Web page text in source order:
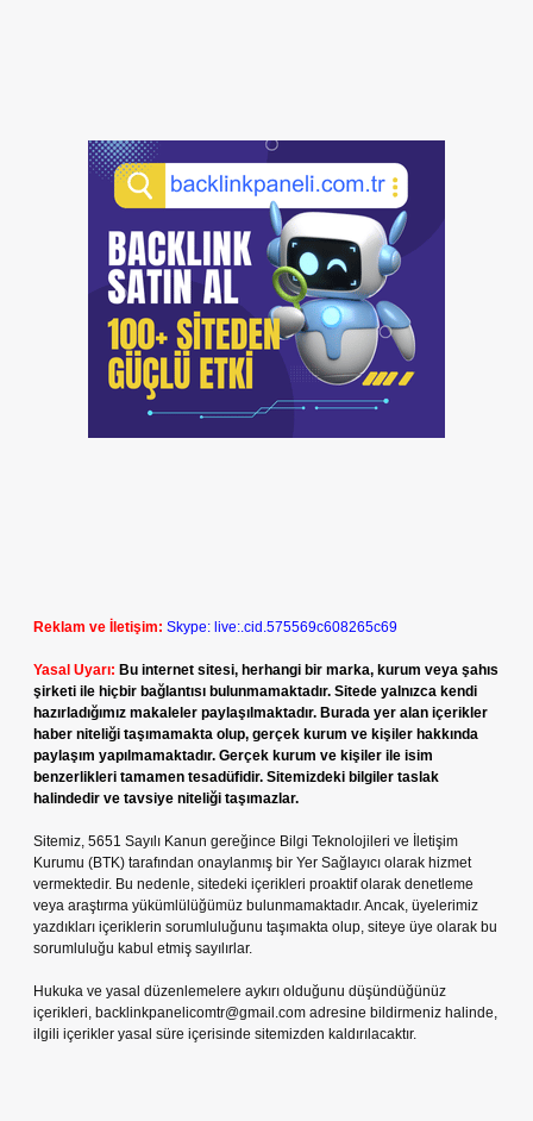
Reklam ve İletişim: Skype: live:.cid.575569c608265c69
Yasal Uyarı: Bu internet sitesi, herhangi bir marka, kurum veya şahıs
şirketi ile hiçbir bağlantısı bulunmamaktadır. Sitede yalnızca kendi
hazırladığımız makaleler paylaşılmaktadır. Burada yer alan içerikler
haber niteliği taşımamakta olup, gerçek kurum ve kişiler hakkında
paylaşım yapılmamaktadır. Gerçek kurum ve kişiler ile isim
benzerlikleri tamamen tesadüfidir. Sitemizdeki bilgiler taslak
halindedir ve tavsiye niteliği taşımazlar.
Sitemiz, 5651 Sayılı Kanun gereğince Bilgi Teknolojileri ve İletişim
Kurumu (BTK) tarafından onaylanmış bir Yer Sağlayıcı olarak hizmet
vermektedir. Bu nedenle, sitedeki içerikleri proaktif olarak denetleme
veya araştırma yükümlülüğümüz bulunmamaktadır. Ancak, üyelerimiz
yazdıkları içeriklerin sorumluluğunu taşımakta olup, siteye üye olarak bu
sorumluluğu kabul etmiş sayılırlar.
Hukuka ve yasal düzenlemelere aykırı olduğunu düşündüğünüz
içerikleri, backlinkpanelicomtr@gmail.com adresine bildirmeniz halinde,
ilgili içerikler yasal süre içerisinde sitemizden kaldırılacaktır.